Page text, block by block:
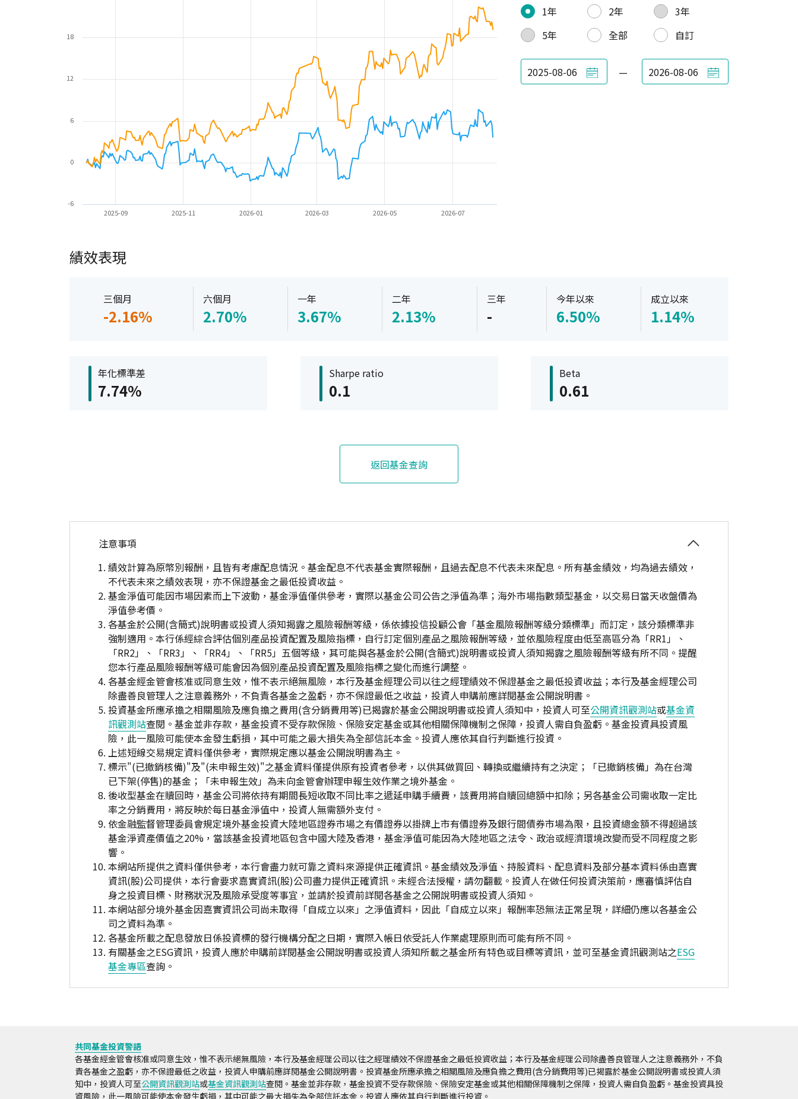
2025-09 2025-11 2026-01 2026-03 2026-05 2026-07
-6
0
6
12
18
1年
2年
3年
5年
全部 自訂
—
績效表現
三個月
-2.16%
六個月
2.70%
一年
3.67%
二年
2.13%
三年
-
今年以來
6.50%
成立以來
1.14%
年化標準差
7.74%
Sharpe ratio
0.1
Beta
0.61
返回基金查詢
注意事項
績效計算為原幣別報酬，且皆有考慮配息情況。基金配息不代表基金實際報酬，且過去配息不代表未來配息。所有基金績效，均為過去績效，
不代表未來之績效表現，亦不保證基金之最低投資收益。
基金淨值可能因市場因素而上下波動，基金淨值僅供參考，實際以基金公司公告之淨值為準；海外市場指數類型基金，以交易日當天收盤價為
淨值參考價。
各基金於公開(含簡式)說明書或投資人須知揭露之風險報酬等級，係依據投信投顧公會「基金風險報酬等級分類標準」而訂定，該分類標準非
強制適用。本行係經綜合評估個別產品投資配置及風險指標，自行訂定個別產品之風險報酬等級，並依風險程度由低至高區分為「RR1」、
「RR2」、「RR3」、「RR4」、「RR5」五個等級，其可能與各基金於公開(含簡式)說明書或投資人須知揭露之風險報酬等級有所不同。提醒
您本行產品風險報酬等級可能會因為個別產品投資配置及風險指標之變化而進行調整。
各基金經金管會核准或同意生效，惟不表示絕無風險，本行及基金經理公司以往之經理績效不保證基金之最低投資收益；本行及基金經理公司
除盡善良管理人之注意義務外，不負責各基金之盈虧，亦不保證最低之收益，投資人申購前應詳閱基金公開說明書。
投資基金所應承擔之相關風險及應負擔之費用(含分銷費用等)已揭露於基金公開說明書或投資人須知中，投資人可至公開資訊觀測站或基金資
訊觀測站查閱。基金並非存款，基金投資不受存款保險、保險安定基金或其他相關保障機制之保障，投資人需自負盈虧。基金投資具投資風
險，此一風險可能使本金發生虧損，其中可能之最大損失為全部信託本金。投資人應依其自行判斷進行投資。
上述短線交易規定資料僅供參考，實際規定應以基金公開說明書為主。
標示"(已撤銷核備)"及"(未申報生效)"之基金資料僅提供原有投資者參考，以供其做買回、轉換或繼續持有之決定；「已撤銷核備」為在台灣
已下架(停售)的基金；「未申報生效」為未向金管會辦理申報生效作業之境外基金。
後收型基金在贖回時，基金公司將依持有期間長短收取不同比率之遞延申購手續費，該費用將自贖回總額中扣除；另各基金公司需收取一定比
率之分銷費用，將反映於每日基金淨值中，投資人無需額外支付。
依金融監督管理委員會規定境外基金投資大陸地區證券市場之有價證券以掛牌上市有價證券及銀行間債券市場為限，且投資總金額不得超過該
基金淨資產價值之20%，當該基金投資地區包含中國大陸及香港，基金淨值可能因為大陸地區之法令、政治或經濟環境改變而受不同程度之影
響。
本網站所提供之資料僅供參考，本行會盡力就可靠之資料來源提供正確資訊。基金績效及淨值、持股資料、配息資料及部分基本資料係由嘉實
資訊(股)公司提供，本行會要求嘉實資訊(股)公司盡力提供正確資訊。未經合法授權，請勿翻載。投資人在做任何投資決策前，應審慎評估自
身之投資目標、財務狀況及風險承受度等事宜，並請於投資前詳閱各基金之公開說明書或投資人須知。
本網站部分境外基金因嘉實資訊公司尚未取得「自成立以來」之淨值資料，因此「自成立以來」報酬率恐無法正常呈現，詳細仍應以各基金公
司之資料為準。
各基金所載之配息發放日係投資標的發行機構分配之日期，實際入帳日依受託人作業處理原則而可能有所不同。
有關基金之ESG資訊，投資人應於申購前詳閱基金公開說明書或投資人須知所載之基金所有特色或目標等資訊，並可至基金資訊觀測站之ESG
基金專區查詢。
共同基金投資警語
各基金經金管會核准或同意生效，惟不表示絕無風險，本行及基金經理公司以往之經理績效不保證基金之最低投資收益；本行及基金經理公司除盡善良管理人之注意義務外，不負
責各基金之盈虧，亦不保證最低之收益，投資人申購前應詳閱基金公開說明書。投資基金所應承擔之相關風險及應負擔之費用(含分銷費用等)已揭露於基金公開說明書或投資人須
知中，投資人可至公開資訊觀測站或基金資訊觀測站查閱。基金並非存款，基金投資不受存款保險、保險安定基金或其他相關保障機制之保障，投資人需自負盈虧。基金投資具投
資風險，此一風險可能使本金發生虧損，其中可能之最大損失為全部信託本金。投資人應依其自行判斷進行投資。